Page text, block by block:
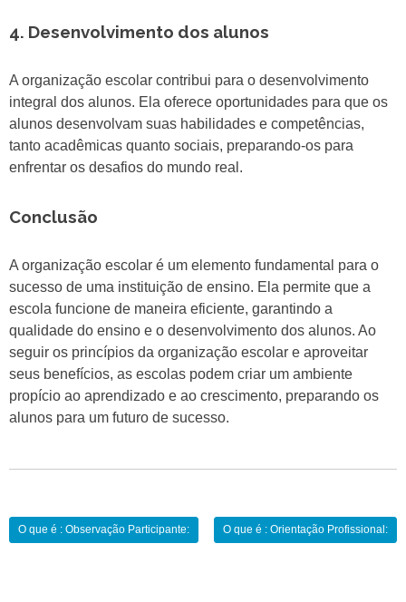
4. Desenvolvimento dos alunos
A organização escolar contribui para o desenvolvimento
integral dos alunos. Ela oferece oportunidades para que os
alunos desenvolvam suas habilidades e competências,
tanto acadêmicas quanto sociais, preparando-os para
enfrentar os desafios do mundo real.
Conclusão
A organização escolar é um elemento fundamental para o
sucesso de uma instituição de ensino. Ela permite que a
escola funcione de maneira eficiente, garantindo a
qualidade do ensino e o desenvolvimento dos alunos. Ao
seguir os princípios da organização escolar e aproveitar
seus benefícios, as escolas podem criar um ambiente
propício ao aprendizado e ao crescimento, preparando os
alunos para um futuro de sucesso.
Navegação
O que é : Observação Participante: O que é : Orientação Profissional: